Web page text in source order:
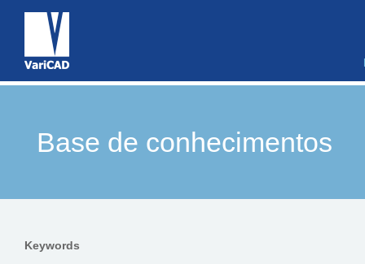
Base de conhecimentos
Keywords